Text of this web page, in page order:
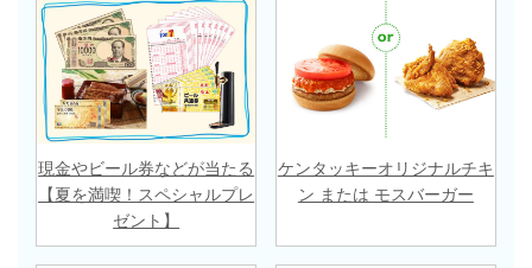
現金やビール券などが当たる
【夏を満喫！スペシャルプレ
ゼント】
ケンタッキーオリジナルチキ
ン または モスバーガー